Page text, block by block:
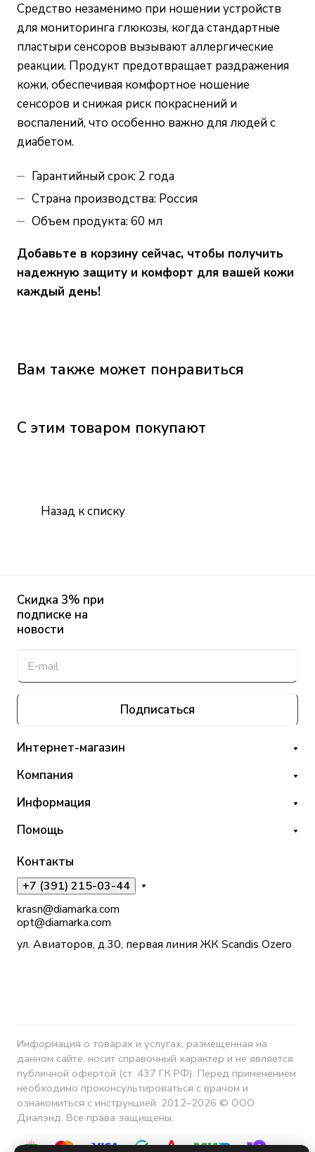
Средство незаменимо при ношении устройств
для мониторинга глюкозы, когда стандартные
пластыри сенсоров вызывают аллергические
реакции. Продукт предотвращает раздражения
кожи, обеспечивая комфортное ношение
сенсоров и снижая риск покраснений и
воспалений, что особенно важно для людей с
диабетом.
Гарантийный срок: 2 года
Страна производства: Россия
Объем продукта: 60 мл
Добавьте в корзину сейчас, чтобы получить
надежную защиту и комфорт для вашей кожи
каждый день!
Вам также может понравиться
С этим товаром покупают
Назад к списку
Скидка 3% при
подписке на
новости
Подписаться
Интернет-магазин
Компания
Информация
Помощь
Контакты
+7 (391) 215-03-44
krasn@diamarka.com
opt@diamarka.com
ул. Авиаторов, д.30, первая линия ЖК Scandis Ozero
Информация о товарах и услугах, размещенная на
данном сайте, носит справочный характер и не является
публичной офертой (ст. 437 ГК РФ). Перед применением
необходимо проконсультироваться с врачом и
ознакомиться с инструкцией. 2012–2026 © ООО
Диалэнд. Все права защищены.